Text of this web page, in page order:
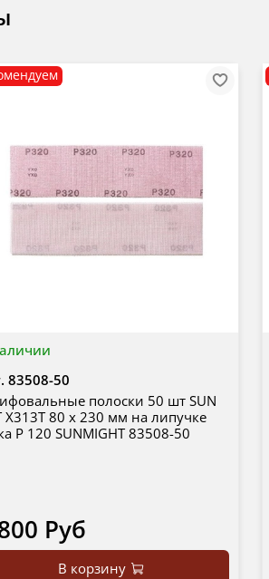
83508-50
полоски 50 шт SUN
X313T 80 х 230 мм на липучке
P 120 SUNMIGHT 83508-50
Руб
В корзину